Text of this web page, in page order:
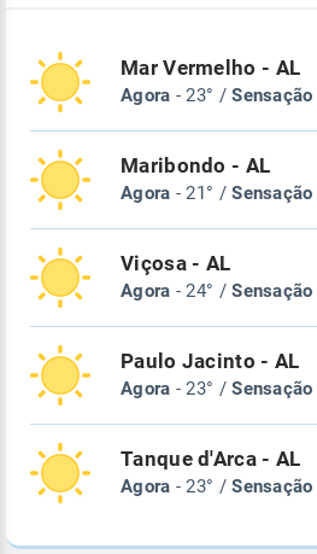
Mar Vermelho - AL
Agora - 23° /Sensação
Maribondo - AL
Agora - 21° /Sensação
Viçosa - AL
Agora - 24° /Sensação
Paulo Jacinto - AL
Agora - 23° /Sensação
Tanque d'Arca - AL
Agora - 23° /Sensação